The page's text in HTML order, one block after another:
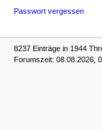
Passwort vergessen
8237 Einträge in 1944
Forumszeit: 08.08.2026,